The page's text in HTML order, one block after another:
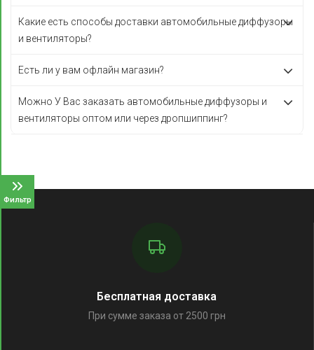
Фильтр
Какие есть способы доставки автомобильные диффузоры
и вентиляторы?
Есть ли у вам офлайн магазин?
Можно У Вас заказать автомобильные диффузоры и
вентиляторы оптом или через дропшиппинг?
Бесплатная доставка
При сумме заказа от 2500 грн